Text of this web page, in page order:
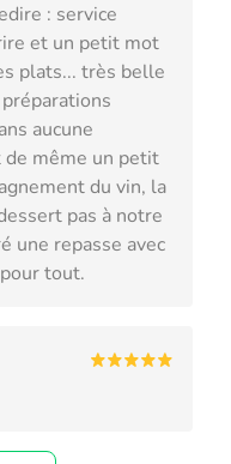
: service
et un petit mot
plats... très belle
aucune
même un petit
du vin, la
pas à notre
une repasse avec
tout.